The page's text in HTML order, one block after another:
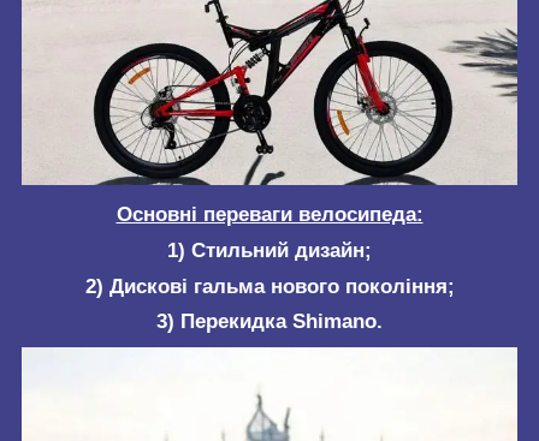
Основні переваги велосипеда:
1) Стильний дизайн;
2) Дискові гальма нового покоління;
3) Перекидка Shimano.